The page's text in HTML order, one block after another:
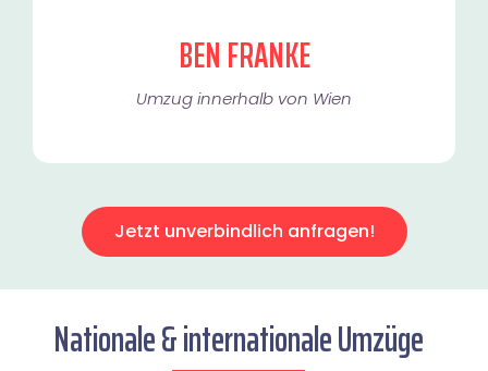
BEN FRANKE
Umzug innerhalb von Wien​
Jetzt unverbindlich anfragen!
Nationale & internationale Umzüge